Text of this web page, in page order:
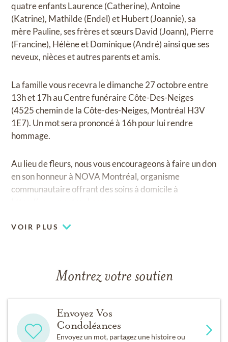
quatre enfants Laurence (Catherine), Antoine
(Katrine), Mathilde (Endel) et Hubert (Joannie), sa
mère Pauline, ses frères et sœurs David (Joann), Pierre
(Francine), Hélène et Dominique (André) ainsi que ses
neveux, nièces et autres parents et amis.
La famille vous recevra le dimanche 27 octobre entre
13h et 17h au Centre funéraire Côte-Des-Neiges
(4525 chemin de la Côte-des-Neiges, Montréal H3V
1E7). Un mot sera prononcé à 16h pour lui rendre
hommage.
Au lieu de fleurs, nous vous encourageons à faire un don
en son honneur à NOVA Montréal, organisme
communautaire offrant des soins à domicile à
VOIR PLUS
Montrez votre soutien
Envoyez Vos
Condoléances
Envoyez un mot, partagez une histoire ou